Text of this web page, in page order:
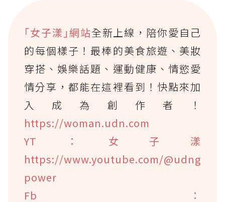
｢女子漾｣網站全新上線，陪你愛自己
的每個樣子！最棒的美食旅遊、美妝
穿搭、娛樂話題、運動健康、情慾愛
情分享，都能在這裡看到！快點來加
入成為創作者！
https://woman.udn.com
YT：女子漾
https://www.youtube.com/@udng
power
Fb：